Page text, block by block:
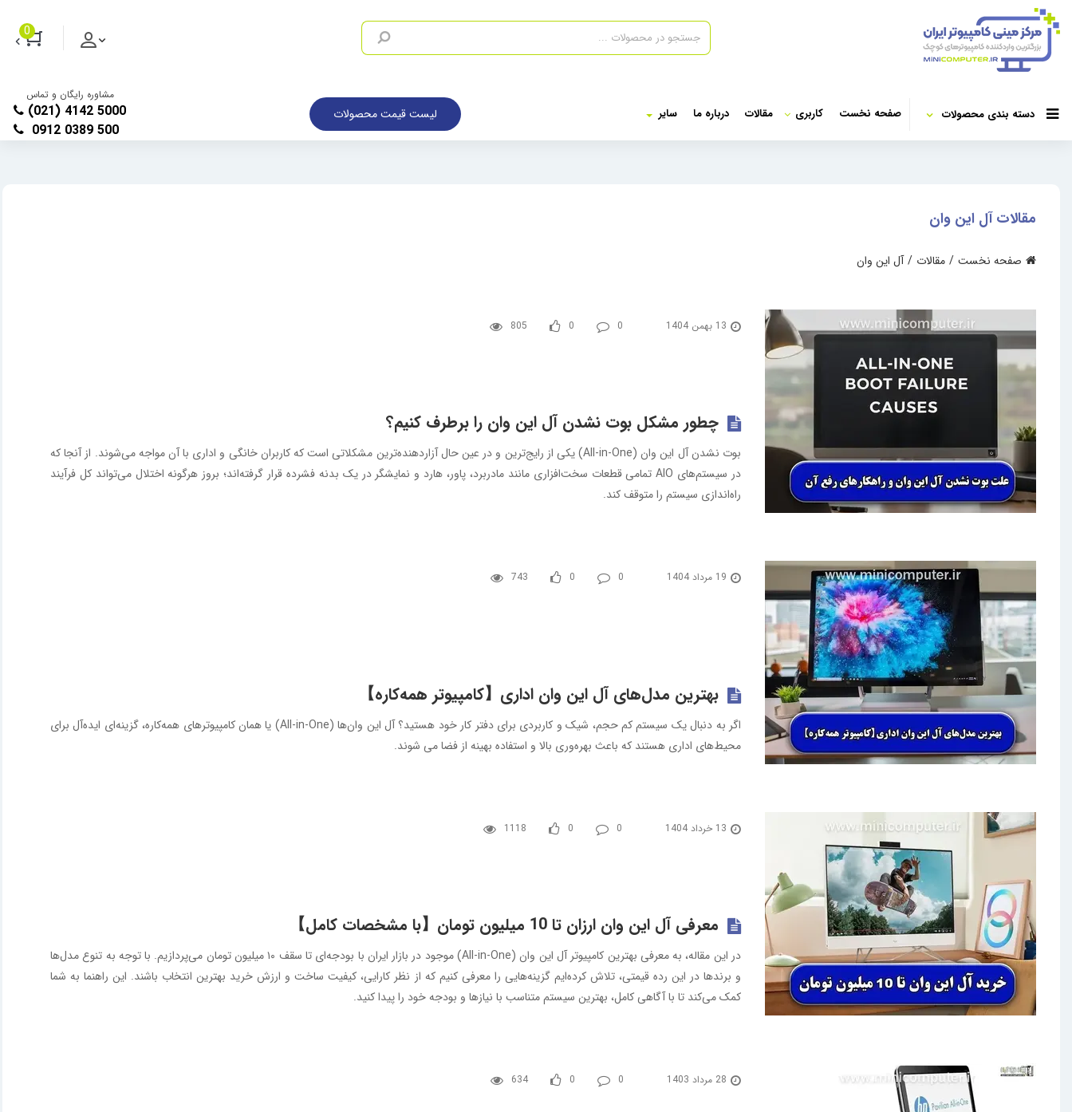
0
دسته بندی محصولات صفحه نخست کاربری مقالات درباره ما سایر لیست قیمت محصولات
مشاوره رایگان و تماس
(021) 4142 5000
0912 0389 500
مقالات آل این وان
صفحه نخست مقالات آل این وان
13 بهمن 1404 805 0 0
چطور مشکل بوت نشدن آل این وان را برطرف کنیم؟
بوت نشدن آل این وان (All-in-One) یکی از رایج‌ترین و در عین حال آزاردهنده‌ترین مشکلاتی است که کاربران خانگی و اداری با آن مواجه می‌شوند. از آنجا که
در سیستم‌های AIO تمامی قطعات سخت‌افزاری مانند مادربرد، پاور، هارد و نمایشگر در یک بدنه فشرده قرار گرفته‌اند؛‌ بروز هرگونه اختلال می‌تواند کل فرآیند
راه‌اندازی سیستم را متوقف کند.
19 مرداد 1404 743 0 0
بهترین مدل‌های آل این وان اداری【کامپیوتر همه‌کاره】
اگر به دنبال یک سیستم کم حجم، شیک و کاربردی برای دفتر کار خود هستید؟ آل این وان‌ها (All-in-One) یا همان کامپیوترهای همه‌کاره، گزینه‌ای ایده‌آل برای
محیط‌های اداری هستند که باعث بهره‌وری بالا و استفاده بهینه از فضا می شوند.
13 خرداد 1404 1118 0 0
معرفی آل این وان ارزان تا 10 میلیون تومان【با مشخصات کامل】
در این مقاله، به معرفی بهترین کامپیوتر آل این وان (All-in-One) موجود در بازار ایران با بودجه‌ای تا سقف ۱۰ میلیون تومان می‌پردازیم. با توجه به تنوع مدل‌ها
و برندها در این رده قیمتی، تلاش کرده‌ایم گزینه‌هایی را معرفی کنیم که از نظر کارایی، کیفیت ساخت و ارزش خرید بهترین انتخاب باشند. این راهنما به شما
کمک می‌کند تا با آگاهی کامل، بهترین سیستم متناسب با نیازها و بودجه خود را پیدا کنید.
28 مرداد 1403 634 0 0